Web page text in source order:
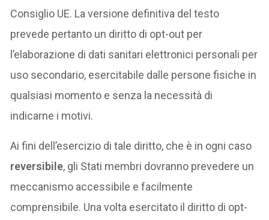
Consiglio UE. La versione definitiva del testo
prevede pertanto un diritto di opt-out per
l’elaborazione di dati sanitari elettronici personali per
uso secondario, esercitabile dalle persone fisiche in
qualsiasi momento e senza la necessità di
indicarne i motivi.
Ai fini dell’esercizio di tale diritto, che è in ogni caso
reversibile, gli Stati membri dovranno prevedere un
meccanismo accessibile e facilmente
comprensibile. Una volta esercitato il diritto di opt-